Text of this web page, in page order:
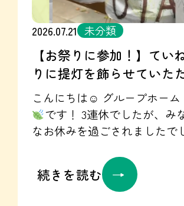
カントが始動します！ セタのスタッフ
とも日常の様子や困りごとを
がら、生活をサポートしてい
安心してグループホームで生
ただけるよう、職員同士も情
しながら支援していきますので ぜひ、
セタとカントのセットでのご
検討いただけると嬉しいです♡！
い合わせはこちらから
gh.jp/contact/ 訪問看護ステーションカ
ント Instagram☞
2026.07.21 未分類
【お祭りに参加！】てい
りに提灯を飾らせていた
た☺♡
こんにちは☺ グループ
です！ 3連休でしたが、みなさま素敵
なお休みを過ごされましたで
先日ホームに学生さんが訪問
さり制作した 提灯を夏あかりの会場に
飾りに行ってきました☆彡 制作した提
続きを読む